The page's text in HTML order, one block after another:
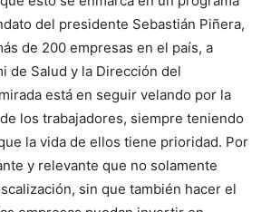
del presidente Sebastián Piñera,
de 200 empresas en el país, a
de Salud y la Dirección del
está en seguir velando por la
los trabajadores, siempre teniendo
la vida de ellos tiene prioridad. Por
y relevante que no solamente
sin que también hacer el